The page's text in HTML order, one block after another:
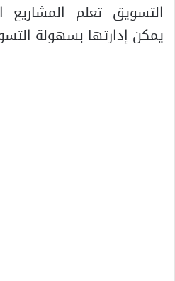
التسويق تعلم المشاريع
يمكن إدارتها بسهولة